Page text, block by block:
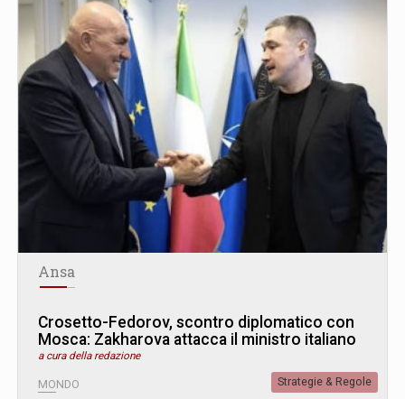
Ansa
Crosetto-Fedorov, scontro diplomatico con
Mosca: Zakharova attacca il ministro italiano
a cura della redazione
MONDO Strategie & Regole